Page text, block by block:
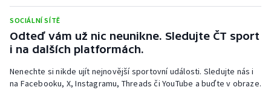
SOCIÁLNÍ SÍTĚ
Odteď vám už nic neunikne. Sledujte ČT sport
i na dalších platformách.
Nenechte si nikde ujít nejnovější sportovní události. Sledujte nás i
na Facebooku, X, Instagramu, Threads či YouTube a buďte v obraze.